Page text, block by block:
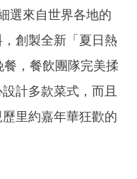
選來自世界各地的
創製全新「夏日熱
，餐飲團隊完美揉
計多款菜式，而且
里約嘉年華狂歡的